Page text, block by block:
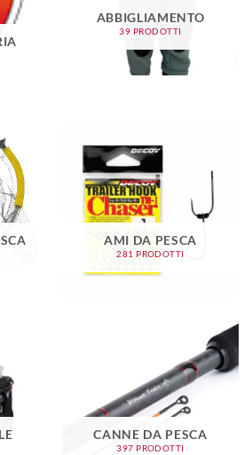
ABBIGLIAMENTO
39 PRODOTTI
AMI DA PESCA
281 PRODOTTI
CANNE DA PESCA
397 PRODOTTI